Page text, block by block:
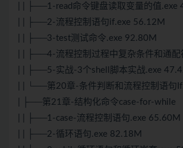
| | ├──1-read命令键盘读取变量的值.exe
| | ├──2-流程控制语句if.exe 56.12M
| | ├──3-test测试命令.exe 92.80M
| | ├──4-流程控制过程中复杂条件和通配
| | ├──5-实战-3个shell脚本实战.exe
| | └──第20章-条件判断和流程控制语句
| ├──第21章-结构化命令case-for-while
| | ├──1-case-流程控制语句.exe 65.60M
| | ├──2-循环语句.exe 82.18M